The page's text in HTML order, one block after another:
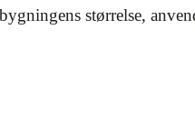
størrelse,